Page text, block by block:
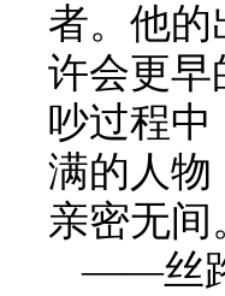
者。他的
许会更早
吵过程中
满的人物
亲密无间
——丝